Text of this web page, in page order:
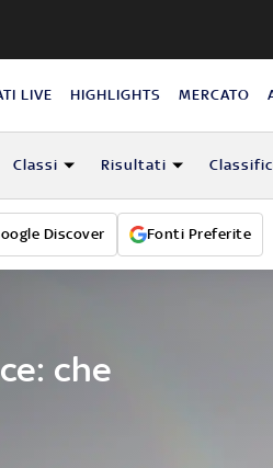
LIVE HIGHLIGHTS MERCATO
Classi Risultati
Discover Fonti Preferite
che